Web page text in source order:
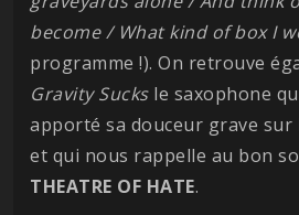
become / What kind of box I
programme !). On retrouve
Gravity Sucksle saxophone
apporté sa douceur grave
et qui nous rappelle au bon
THEATRE OF HATE.